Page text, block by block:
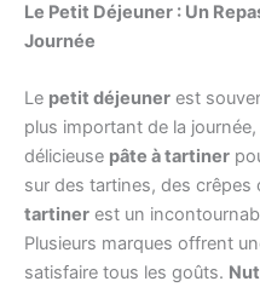
Le Petit Déjeuner : Un
Journée
Le petit déjeuner est
plus important de la
délicieuse pâte à tartiner
sur des tartines, des crêpes
tartiner est un
Plusieurs marques offrent
satisfaire tous les goûts.